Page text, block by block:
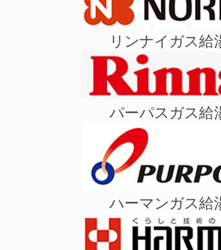
リンナイガス給
パーパスガス給
ハーマンガス給